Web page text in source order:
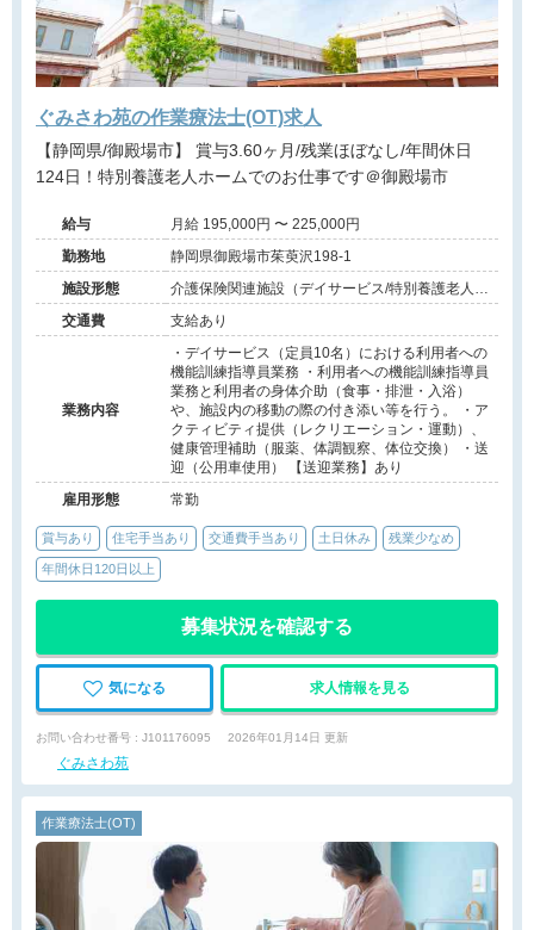
ぐみさわ苑の作業療法士(OT)求人
【静岡県/御殿場市】 賞与3.60ヶ月/残業ほぼなし/年間休日
124日！特別養護老人ホームでのお仕事です＠御殿場市
給与
月給 195,000円 〜 225,000円
勤務地
静岡県御殿場市茱萸沢198-1
施設形態
介護保険関連施設（デイサービス/特別養護老人ホ
ーム）
交通費 支給あり
業務内容
・デイサービス（定員10名）における利用者への
機能訓練指導員業務 ・利用者への機能訓練指導員
業務と利用者の身体介助（食事・排泄・入浴）
や、施設内の移動の際の付き添い等を行う。 ・ア
クティビティ提供（レクリエーション・運動）、
健康管理補助（服薬、体調観察、体位交換） ・送
迎（公用車使用） 【送迎業務】あり
雇用形態
常勤
賞与あり 住宅手当あり 交通費手当あり 土日休み 残業少なめ
年間休日120日以上
募集状況を確認する
気になる 求人情報を見る
お問い合わせ番号 : J101176095 2026年01月14日 更新
ぐみさわ苑
作業療法士(OT)